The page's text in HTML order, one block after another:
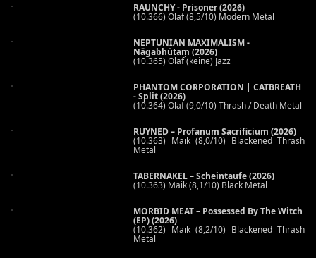
RAUNCHY - Prisoner (2026)
(10.366) Olaf (8,5/10) Modern Metal
NEPTUNIAN MAXIMALISM -
Nāgabhūtaṃ (2026)
(10.365) Olaf (keine) Jazz
PHANTOM CORPORATION | CATBREATH
- Split (2026)
(10.364) Olaf (9,0/10) Thrash / Death Metal
RUYNED – Profanum Sacrificium (2026)
(10.363) Maik (8,0/10) Blackened Thrash
Metal
TABERNAKEL – Scheintaufe (2026)
(10.363) Maik (8,1/10) Black Metal
MORBID MEAT – Possessed By The Witch
(EP) (2026)
(10.362) Maik (8,2/10) Blackened Thrash
Metal